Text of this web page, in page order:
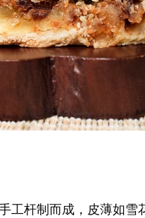
工杆制而成，皮薄如